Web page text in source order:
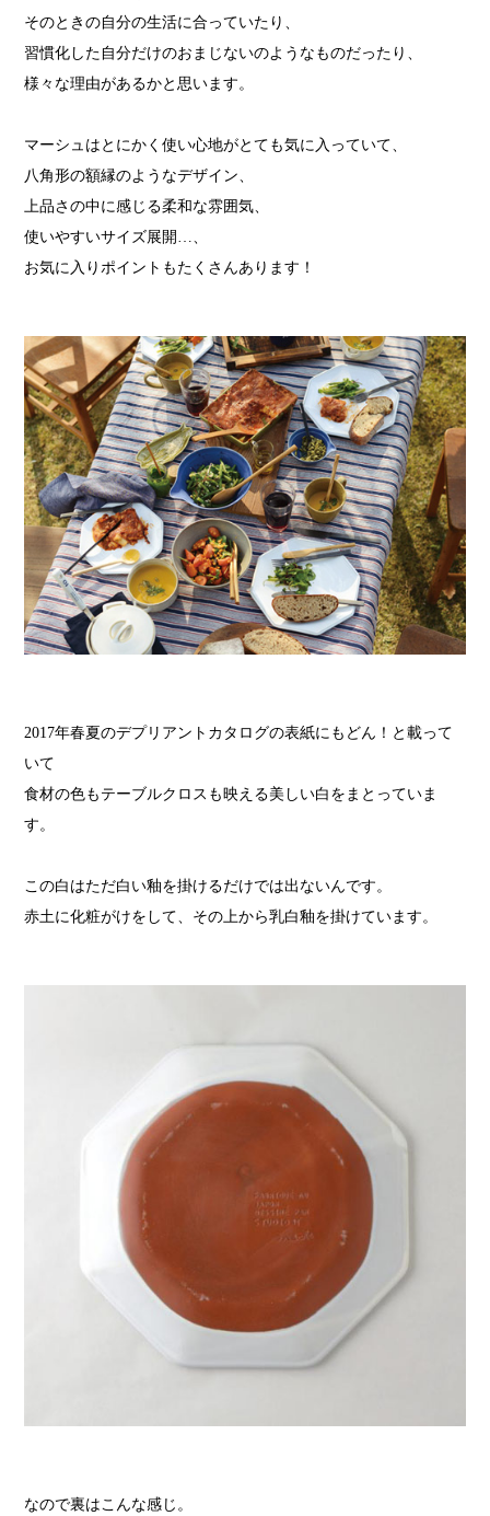
そのときの自分の生活に合っていたり、
習慣化した自分だけのおまじないのようなものだったり、
様々な理由があるかと思います。
マーシュはとにかく使い心地がとても気に入っていて、
八角形の額縁のようなデザイン、
上品さの中に感じる柔和な雰囲気、
使いやすいサイズ展開…、
お気に入りポイントもたくさんあります！
2017年春夏のデプリアントカタログの表紙にもどん！と載って
いて
食材の色もテーブルクロスも映える美しい白をまとっていま
す。
この白はただ白い釉を掛けるだけでは出ないんです。
赤土に化粧がけをして、その上から乳白釉を掛けています。
なので裏はこんな感じ。